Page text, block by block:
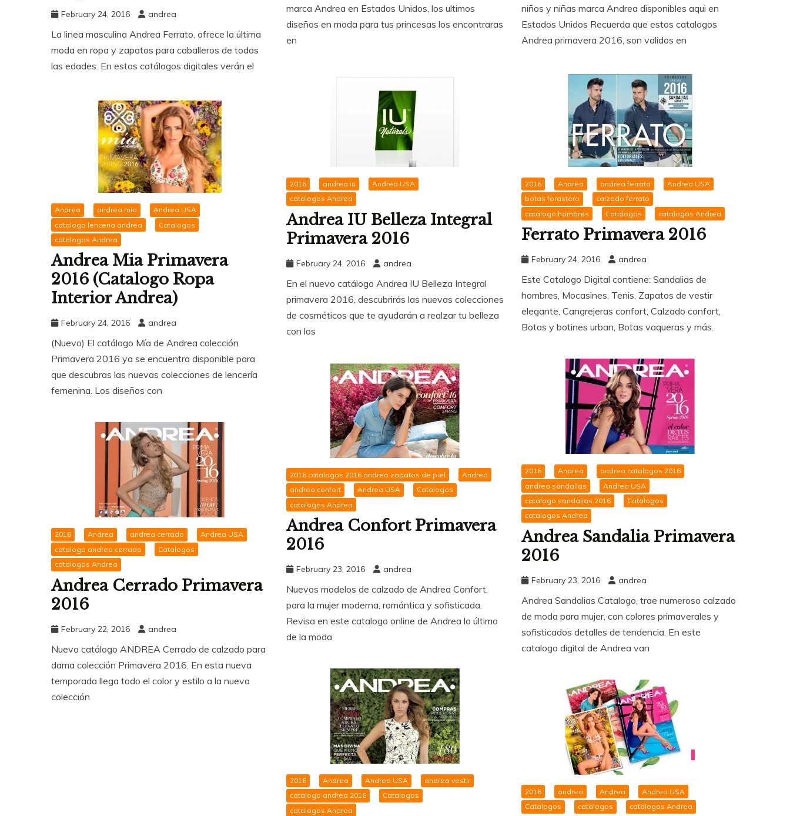
marca Andrea en Estados Unidos, los ultimos
diseños en moda para tus princesas los encontraras
en
niños y niñas marca Andrea disponibles aqui en
Estados Unidos Recuerda que estos catalogos
Andrea primavera 2016, son validos en
February 24, 2016 andrea
La linea masculina Andrea Ferrato, ofrece la última
moda en ropa y zapatos para caballeros de todas
las edades. En estos catálogos digitales verán el
2016 andrea iu
Andrea USA
catalogos Andrea
Andrea IU Belleza Integral
Primavera 2016
February 24, 2016 andrea
En el nuevo catálogo Andrea IU Belleza Integral
primavera 2016, descubrirás las nuevas colecciones
de cosméticos que te ayudarán a realzar tu belleza
con los
2016 Andrea andrea ferrato
Andrea USA
botas forastero
calzado ferrato
catalogo hombres
Catalogos catalogos Andrea
Ferrato Primavera 2016
February 24, 2016 andrea
Este Catalogo Digital contiene: Sandalias de
hombres, Mocasines, Tenis, Zapatos de vestir
elegante, Cangrejeras confort, Calzado confort,
Botas y botines urban, Botas vaqueras y más.
Andrea andrea mia
Andrea USA
catalogo lenceria andrea
Catalogos
catalogos Andrea
Andrea Mia Primavera
2016 (Catalogo Ropa
Interior Andrea)
February 24, 2016 andrea
(Nuevo) El catálogo Mía de Andrea colección
Primavera 2016 ya se encuentra disponible para
que descubras las nuevas colecciones de lencería
femenina. Los diseños con
2016 Andrea
andrea catalogos 2016
andrea sandalias
Andrea USA
catalogo sandalias 2016
Catalogos
catalogos Andrea
Andrea Sandalia Primavera
2016
February 23, 2016 andrea
Andrea Sandalias Catalogo, trae numeroso calzado
de moda para mujer, con colores primaverales y
sofisticados detalles de tendencia. En este
catalogo digital de Andrea van
2016 catalogos 2016 andrea zapatos de piel
Andrea
andrea confort
Andrea USA
Catalogos
catalogos Andrea
Andrea Confort Primavera
2016
February 23, 2016 andrea
Nuevos modelos de calzado de Andrea Confort,
para la mujer moderna, romántica y sofisticada.
Revisa en este catalogo online de Andrea lo último
de la moda
2016 Andrea andrea cerrado
Andrea USA
catalogo andrea cerrado
Catalogos
catalogos Andrea
Andrea Cerrado Primavera
2016
February 22, 2016 andrea
Nuevo catálogo ANDREA Cerrado de calzado para
dama colección Primavera 2016. En esta nueva
temporada llega todo el color y estilo a la nueva
colección
2016 Andrea Andrea USA
andrea vestir
catalogo andrea 2016
Catalogos
catalogos Andrea
2016 andrea Andrea
Andrea USA
Catalogos
catalogos catalogos Andrea